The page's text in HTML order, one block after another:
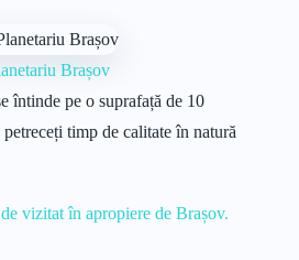
Brașov
întinde pe o suprafață de 10
timp de calitate în natură
vizitat în apropiere de Brașov.